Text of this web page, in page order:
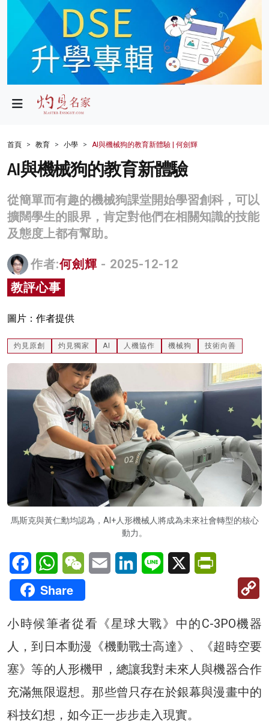
政局
財經
生活
商業
科技
影片
名家榜
灼見活動
首頁 教育 小學 AI與機械狗的教育新體驗 | 何劍輝
AI與機械狗的教育新體驗
從簡單而有趣的機械狗課堂開始學習創科，可以
擴闊學生的眼界，肯定對他們在相關知識的技能
及態度上都有幫助。
作者:何劍輝 - 2025-12-12
教評心事
圖片：作者提供
灼見原創 灼見獨家 AI 人機協作 機械狗 技術向善
馬斯克與黃仁勳均認為，AI+人形機械人將成為未來社會轉型的核心
動力。
FacebookWhatsAppWeChatEmail LinkedInLine X
Share
小時候筆者從看《星球大戰》中的C-3PO機器
人，到日本動漫《機動戰士高達》、《超時空要
塞》等的人形機甲，總讓我對未來人與機器合作
充滿無限遐想。那些曾只存在於銀幕與漫畫中的
科技幻想，如今正一步步走入現實。